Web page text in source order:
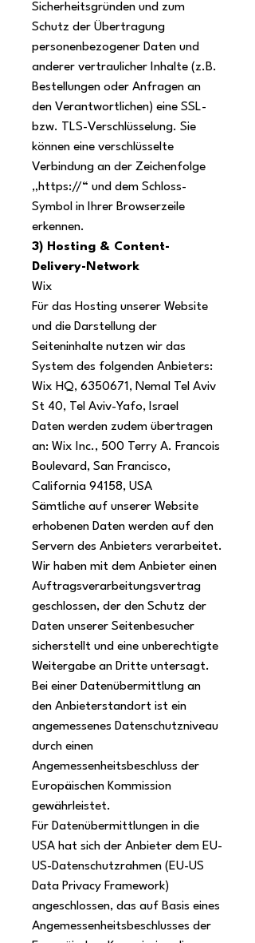
Sicherheitsgründen und zum
Schutz der Übertragung
personenbezogener Daten und
anderer vertraulicher Inhalte (z.B.
Bestellungen oder Anfragen an
den Verantwortlichen) eine SSL-
bzw. TLS-Verschlüsselung. Sie
können eine verschlüsselte
Verbindung an der Zeichenfolge
„https://“ und dem Schloss-
Symbol in Ihrer Browserzeile
erkennen.
3) Hosting & Content-
Delivery-Network
Wix
Für das Hosting unserer Website
und die Darstellung der
Seiteninhalte nutzen wir das
System des folgenden Anbieters:
Wix HQ, 6350671, Nemal Tel Aviv
St 40, Tel Aviv-Yafo, Israel
Daten werden zudem übertragen
an: Wix Inc., 500 Terry A. Francois
Boulevard, San Francisco,
California 94158, USA
Sämtliche auf unserer Website
erhobenen Daten werden auf den
Servern des Anbieters verarbeitet.
Wir haben mit dem Anbieter einen
Auftragsverarbeitungsvertrag
geschlossen, der den Schutz der
Daten unserer Seitenbesucher
sicherstellt und eine unberechtigte
Weitergabe an Dritte untersagt.
Bei einer Datenübermittlung an
den Anbieterstandort ist ein
angemessenes Datenschutzniveau
durch einen
Angemessenheitsbeschluss der
Europäischen Kommission
gewährleistet.
Für Datenübermittlungen in die
USA hat sich der Anbieter dem EU-
US-Datenschutzrahmen (EU-US
Data Privacy Framework)
angeschlossen, das auf Basis eines
Angemessenheitsbeschlusses der